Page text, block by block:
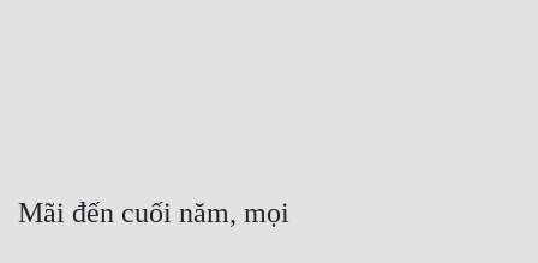
Truyện ngắn
Mãi đến cuối năm, mọi